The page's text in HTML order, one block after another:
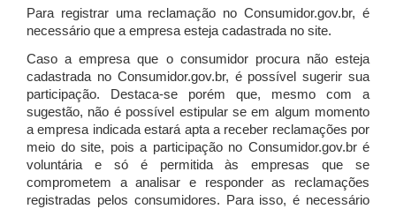
Para registrar uma reclamação no Consumidor.gov.br, é
necessário que a empresa esteja cadastrada no site.
Caso a empresa que o consumidor procura não esteja
cadastrada no Consumidor.gov.br, é possível sugerir sua
participação. Destaca-se porém que, mesmo com a
sugestão, não é possível estipular se em algum momento
a empresa indicada estará apta a receber reclamações por
meio do site, pois a participação no Consumidor.gov.br é
voluntária e só é permitida às empresas que se
comprometem a analisar e responder as reclamações
registradas pelos consumidores. Para isso, é necessário